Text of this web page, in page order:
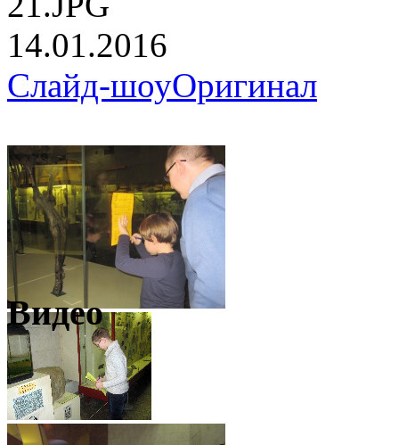
14.01.2016
Слайд-шоуОригинал
Видео